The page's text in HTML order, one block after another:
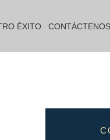
ÉXITO CONTÁCTENOS